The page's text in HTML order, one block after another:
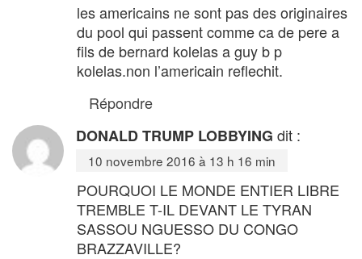
les americains ne sont pas des originaires
du pool qui passent comme ca de pere a
fils de bernard kolelas a guy b p
kolelas.non l’americain reflechit.
Répondre
DONALD TRUMP LOBBYING dit :
10 novembre 2016 à 13 h 16 min
POURQUOI LE MONDE ENTIER LIBRE
TREMBLE T-IL DEVANT LE TYRAN
SASSOU NGUESSO DU CONGO
BRAZZAVILLE?